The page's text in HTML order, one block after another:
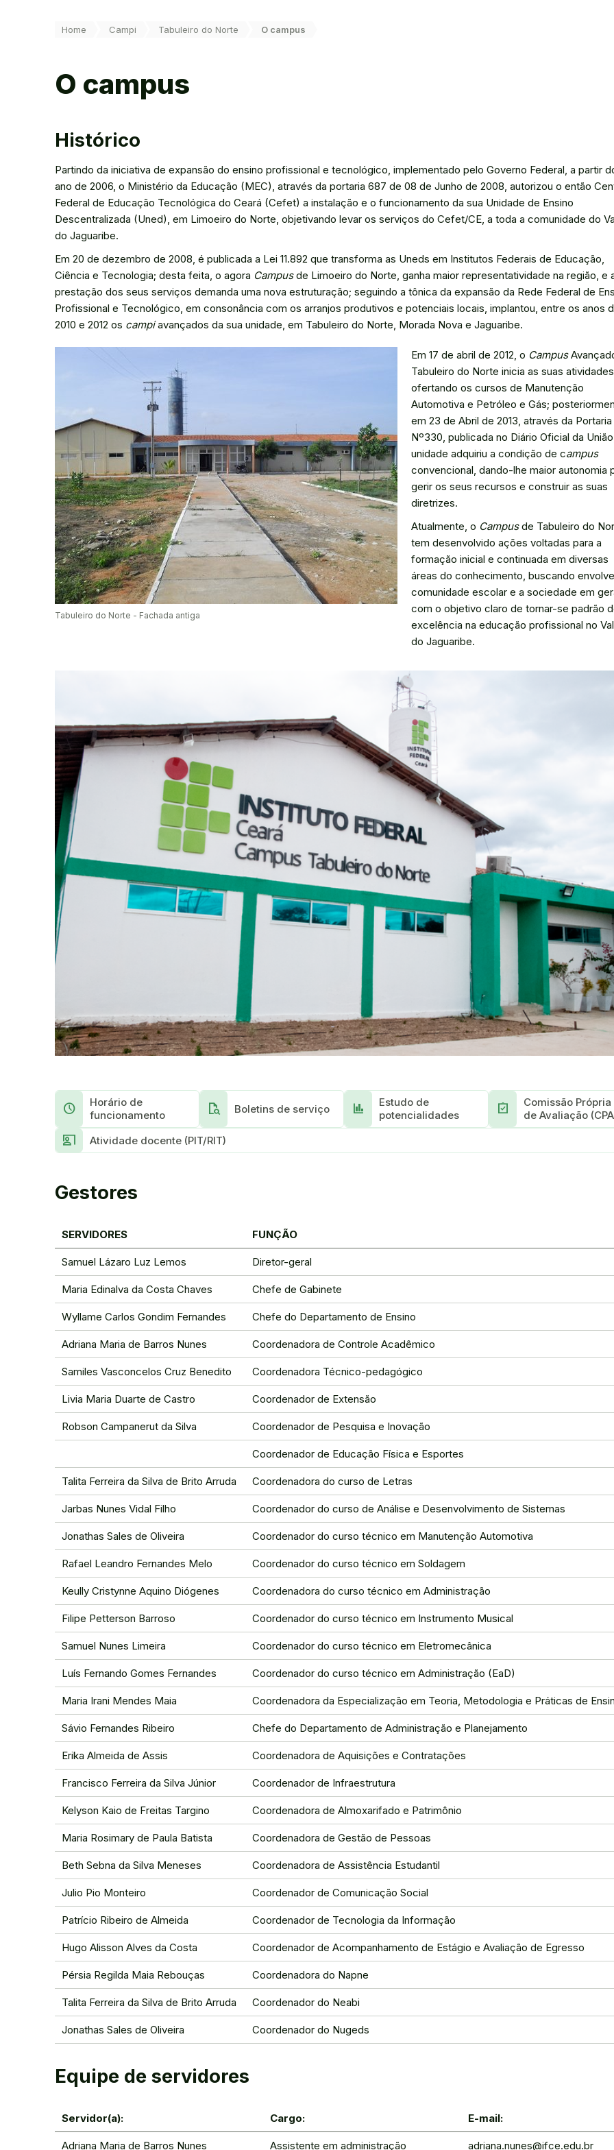
Você está aqui:
Home Campi Tabuleiro do Norte O campus
O campus
Histórico
Partindo da iniciativa de expansão do ensino profissional e tecnológico, implementado pelo Governo Federal, a partir
ano de 2006, o Ministério da Educação (MEC), através da portaria 687 de 08 de Junho de 2008, autorizou o então
Federal de Educação Tecnológica do Ceará (Cefet) a instalação e o funcionamento da sua Unidade de Ensino
Descentralizada (Uned), em Limoeiro do Norte, objetivando levar os serviços do Cefet/CE, a toda a comunidade do
do Jaguaribe.
Em 20 de dezembro de 2008, é publicada a Lei 11.892 que transforma as Uneds em Institutos Federais de Educação,
Ciência e Tecnologia; desta feita, o agora Campusde Limoeiro do Norte, ganha maior representatividade na região, e
prestação dos seus serviços demanda uma nova estruturação; seguindo a tônica da expansão da Rede Federal de
Profissional e Tecnológico, em consonância com os arranjos produtivos e potenciais locais, implantou, entre os anos
2010 e 2012 os campiavançados da sua unidade, em Tabuleiro do Norte, Morada Nova e Jaguaribe.
Tabuleiro do Norte - Fachada antiga
Em 17 de abril de 2012, o Campus
Tabuleiro do Norte inicia as suas
ofertando os cursos de Manutenção
Automotiva e Petróleo e Gás;
em 23 de Abril de 2013, através da Portaria
Nº330, publicada no Diário Oficial da
unidade adquiriu a condição de campus
convencional, dando-lhe maior autonomia
gerir os seus recursos e construir as suas
diretrizes.
Atualmente, o Campusde Tabuleiro do
tem desenvolvido ações voltadas para a
formação inicial e continuada em diversas
áreas do conhecimento, buscando
comunidade escolar e a sociedade em
com o objetivo claro de tornar-se padrão
excelência na educação profissional no
do Jaguaribe.
schedule
Horário de
funcionamento
document_search Boletins de serviço finance
Estudo de
potencialidades
assignment_turned_in
Comissão Própria
de Avaliação
co_present Atividade docente (PIT/RIT)
Gestores
SERVIDORES FUNÇÃO
Samuel Lázaro Luz Lemos Diretor-geral
Maria Edinalva da Costa Chaves Chefe de Gabinete
Wyllame Carlos Gondim Fernandes Chefe do Departamento de Ensino
Adriana Maria de Barros Nunes Coordenadora de Controle Acadêmico
Samiles Vasconcelos Cruz Benedito Coordenadora Técnico-pedagógico
Livia Maria Duarte de Castro Coordenador de Extensão
Robson Campanerut da Silva Coordenador de Pesquisa e Inovação
Coordenador de Educação Física e Esportes
Talita Ferreira da Silva de Brito Arruda Coordenadora do curso de Letras
Jarbas Nunes Vidal Filho Coordenador do curso de Análise e Desenvolvimento de Sistemas
Jonathas Sales de Oliveira Coordenador do curso técnico em Manutenção Automotiva
Rafael Leandro Fernandes Melo Coordenador do curso técnico em Soldagem
Keully Cristynne Aquino Diógenes Coordenadora do curso técnico em Administração
Filipe Petterson Barroso Coordenador do curso técnico em Instrumento Musical
Samuel Nunes Limeira Coordenador do curso técnico em Eletromecânica
Luís Fernando Gomes Fernandes Coordenador do curso técnico em Administração (EaD)
Maria Irani Mendes Maia Coordenadora da Especialização em Teoria, Metodologia e Práticas de
Sávio Fernandes Ribeiro Chefe do Departamento de Administração e Planejamento
Erika Almeida de Assis Coordenadora de Aquisições e Contratações
Francisco Ferreira da Silva Júnior Coordenador de Infraestrutura
Kelyson Kaio de Freitas Targino Coordenadora de Almoxarifado e Patrimônio
Maria Rosimary de Paula Batista Coordenadora de Gestão de Pessoas
Beth Sebna da Silva Meneses Coordenadora de Assistência Estudantil
Julio Pio Monteiro Coordenador de Comunicação Social
Patrício Ribeiro de Almeida Coordenador de Tecnologia da Informação
Hugo Alisson Alves da Costa Coordenador de Acompanhamento de Estágio e Avaliação de Egresso
Pérsia Regilda Maia Rebouças Coordenadora do Napne
Talita Ferreira da Silva de Brito Arruda Coordenador do Neabi
Jonathas Sales de Oliveira Coordenador do Nugeds
Equipe de servidores
Servidor(a): Cargo: E-mail:
Adriana Maria de Barros Nunes Assistente em administração adriana.nunes@ifce.edu.br